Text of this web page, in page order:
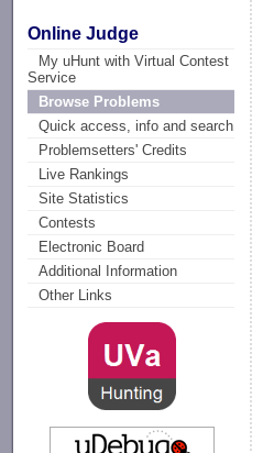
Online Judge
My uHunt with Virtual Contest
Service
Browse Problems
Quick access, info and search
Problemsetters' Credits
Live Rankings
Site Statistics
Contests
Electronic Board
Additional Information
Other Links